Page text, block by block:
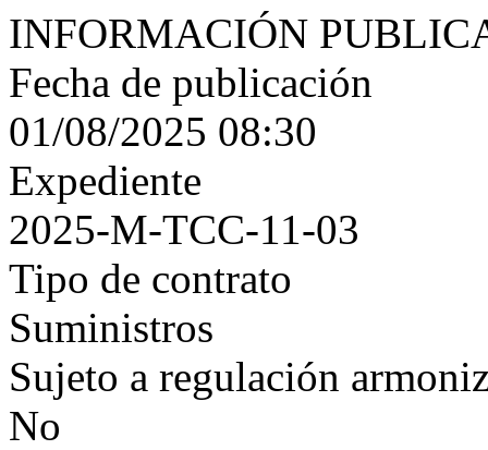
INFORMACIÓN
Fecha de publicación
01/08/2025 08:30
Expediente
2025-M-TCC-11-03
Tipo de contrato
Suministros
Sujeto a regulación
No